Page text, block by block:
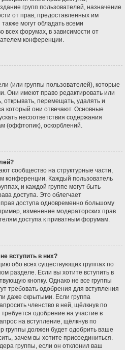
групп пользователей, назначение
от прав, предоставленных им
могут обладать всеми
всех форумах, в зависимости от
конференции.
(или группы пользователей), которые
Они имеют право редактировать или
открывать, перемещать, удалять и
который они отвечают. Основные
несоответствия содержания
(оффтопик), оскорблений.
сообщество на структурные части,
конференции. Каждый пользователь
и каждой группе могут быть
доступа. Это облегчает
доступа одновременно большому
изменение модераторских прав
доступа к приватным форумам.
вступить в них?
обо всех существующих группах по
разделе. Если вы хотите вступить в
кнопку. Однако не все группы
требовать одобрения для вступления
даже скрытыми. Если группа
членство в ней, щёлкнув по
одобрение на участие в
на вступление, щёлкнув по
группы должен будет одобрить ваше
зачем вы хотите присоединиться.
группы, если он отклонил ваш